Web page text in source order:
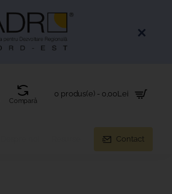
Compară
0 produs(e) - 0,00Lei
Contact